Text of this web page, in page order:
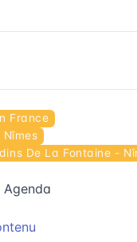
France
Nîmes
De La Fontaine -
Agenda